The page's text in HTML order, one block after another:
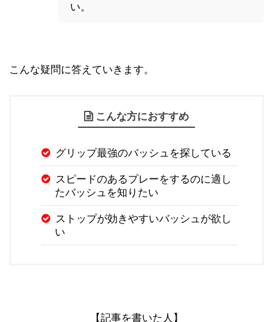
い。
こんな疑問に答えていきます。
こんな方におすすめ
グリップ最強のバッシュを探している
スピードのあるプレーをするのに適し
たバッシュを知りたい
ストップが効きやすいバッシュが欲し
い
【記事を書いた人】